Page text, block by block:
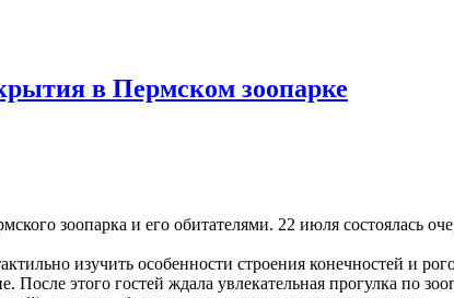
в Пермском зоопарке
зоопарка и его обитателями. 22 июля состоялась
изучить особенности строения конечностей и
этого гостей ждала увлекательная прогулка по